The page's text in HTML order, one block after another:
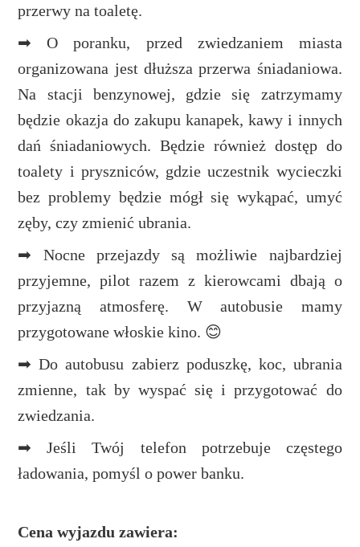
przerwy na toaletę.
➡ O poranku, przed zwiedzaniem miasta
organizowana jest dłuższa przerwa śniadaniowa.
Na stacji benzynowej, gdzie się zatrzymamy
będzie okazja do zakupu kanapek, kawy i innych
dań śniadaniowych. Będzie również dostęp do
toalety i pryszniców, gdzie uczestnik wycieczki
bez problemy będzie mógł się wykąpać, umyć
zęby, czy zmienić ubrania.
➡ Nocne przejazdy są możliwie najbardziej
przyjemne, pilot razem z kierowcami dbają o
przyjazną atmosferę. W autobusie mamy
przygotowane włoskie kino. 😊
➡ Do autobusu zabierz poduszkę, koc, ubrania
zmienne, tak by wyspać się i przygotować do
zwiedzania.
➡ Jeśli Twój telefon potrzebuje częstego
ładowania, pomyśl o power banku.
Cena wyjazdu zawiera: